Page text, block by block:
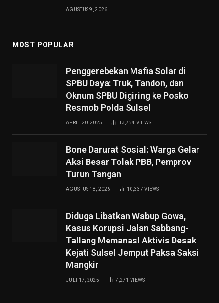
AGUSTUS 9, 2026
MOST POPULAR
Penggerebekan Mafia Solar di
SPBU Daya: Truk, Tandon, dan
Oknum SPBU Digiring ke Posko
Resmob Polda Sulsel
APRIL 20, 2025 13,724 VIEWS
Bone Darurat Sosial: Warga Gelar
Aksi Besar Tolak PBB, Pemprov
Turun Tangan
AGUSTUS 18, 2025 10,337VIEWS
Diduga Libatkan Wabup Gowa,
Kasus Korupsi Jalan Sabbang-
Tallang Memanas! Aktivis Desak
Kejati Sulsel Jemput Paksa Saksi
Mangkir
JULI 17, 2025 7,271VIEWS